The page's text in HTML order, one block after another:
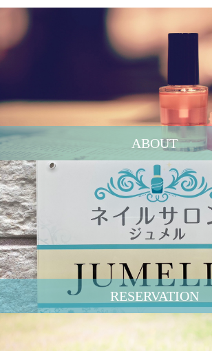
ABOUT
RESERVATION